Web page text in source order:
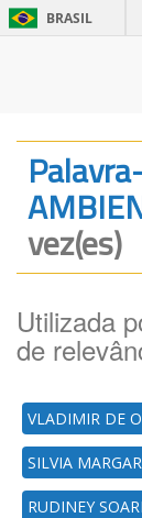
BRASIL
vez(es)
Utilizada
de
VLADIMIR DE
SILVIA
RUDINEY